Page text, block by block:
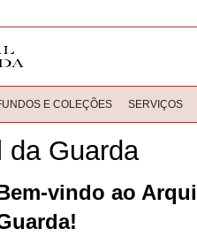
E COLEÇÕES SERVIÇOS
da Guarda
vindo ao